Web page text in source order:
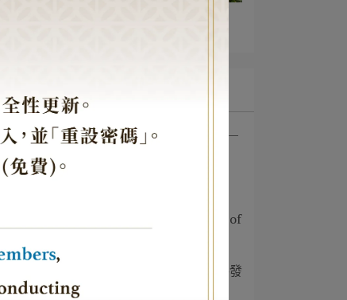
1 在戰火中點亮信仰之光——
當理解始於相遇《Times of
官方外交與民間文化攜手發
聲 《Jerus⋯